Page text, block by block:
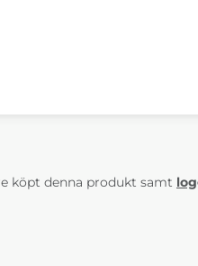
0
köpt denna produkt samt